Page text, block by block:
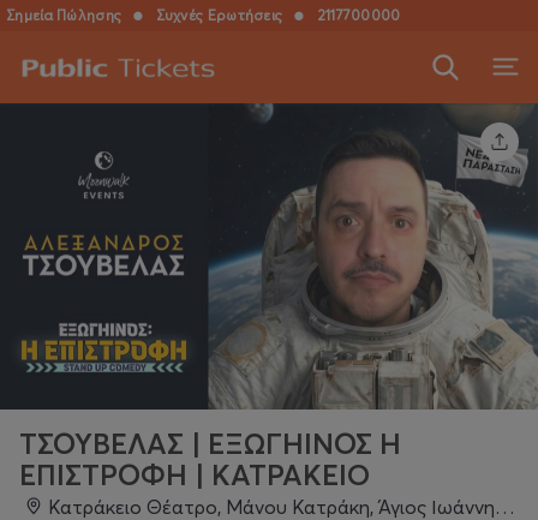
Σημεία Πώλησης ● Συχνές Ερωτήσεις ● 2117700000
ΤΣΟΥΒΕΛΑΣ | ΕΞΩΓΗΙΝΟΣ Η
ΕΠΙΣΤΡΟΦΗ | ΚΑΤΡΑΚΕΙO
Κατράκειο Θέατρο, Μάνου Κατράκη, Άγιος Ιωάννης, 184 51, Νίκαια